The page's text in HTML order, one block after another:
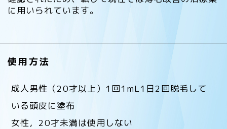
に用いられています。
使用方法
成人男性（20才以上）1回1mL1日2回脱毛して
いる頭皮に塗布
女性，20才未満は使用しない